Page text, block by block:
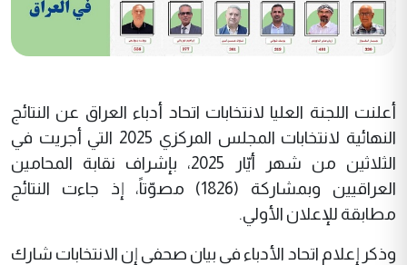
أعلنت اللجنة العليا لانتخابات اتحاد أدباء العراق عن النتائج
النهائية لانتخابات المجلس المركزي 2025 التي أجريت في
الثلاثين من شهر أيّار 2025، بإشراف نقابة المحامين
العراقيين وبمشاركة (1826) مصوّتاً، إذ جاءت النتائج
مطابقة للإعلان الأولي.
وذكر إعلام اتحاد الأدباء في بيان صحفي إن الانتخابات شارك